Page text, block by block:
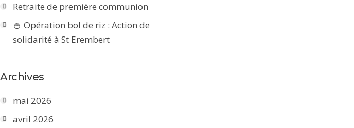
Retraite de première communion
🍚 Opération bol de riz : Action de
solidarité à St Erembert
Archives
mai 2026
avril 2026